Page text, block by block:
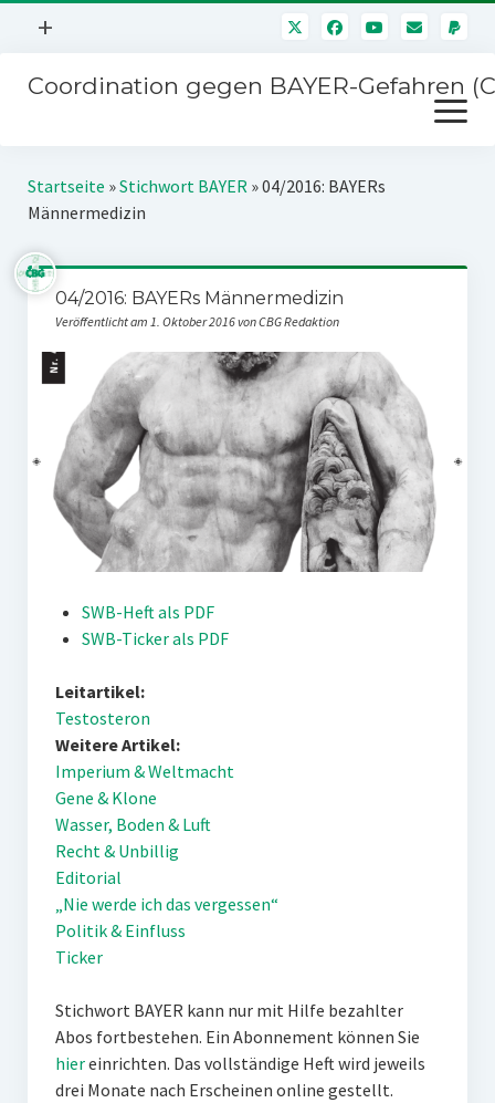
Menü
+
Mitmachen
Über uns
Kontakt
Impressum
Coordination gegen BAYER-Gefahren
Menü
öffnen
Kampagnen
Stichwort BAYER
Jahrestagung
SPENDEN
Startseite »Stichwort BAYER»04/2016: BAYERs
Männermedizin
04/2016: BAYERs Männermedizin
Veröffentlicht am 1. Oktober 2016 von CBG Redaktion
SWB-Heft als PDF
SWB-Ticker als PDF
Leitartikel:
Testosteron
Weitere Artikel:
Imperium & Weltmacht
Gene & Klone
Wasser, Boden & Luft
Recht & Unbillig
Editorial
„Nie werde ich das vergessen“
Politik & Einfluss
Ticker
Stichwort BAYER kann nur mit Hilfe bezahlter
Abos fortbestehen. Ein Abonnement können Sie
hiereinrichten. Das vollständige Heft wird jeweils
drei Monate nach Erscheinen online gestellt.